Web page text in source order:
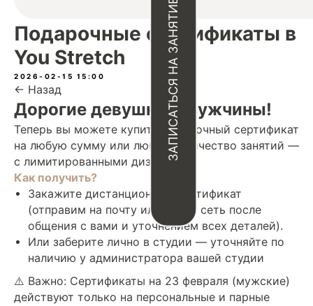
Подарочные сертификаты в
You Stretch
2026-02-15 15:00
← Назад
Дорогие девушки и мужчины!
Теперь вы можете купить подарочный сертификат
на любую сумму или любое количество занятий —
с лимитированными дизайнами
Как получить?
Закажите дистанционный сертификат
(отправим на почту или в соц. сеть после
общения с вами и уточнением всех деталей).
Или заберите лично в студии — уточняйте по
наличию у администратора вашей студии
⚠️ Важно: Сертификаты на 23 февраля (мужские)
действуют только на персональные и парные